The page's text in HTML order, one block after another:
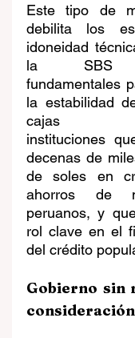
Este tipo de
debilita los
idoneidad
la SBS
fundamentales
la estabilidad
cajas
instituciones
decenas de
de soles en
ahorros de
peruanos, y
rol clave en el
del crédito
Gobierno sin